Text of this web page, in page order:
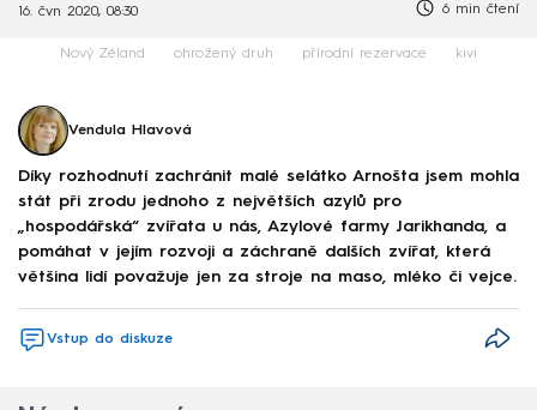
16. čvn 2020, 08:30 6 min čtení
Nový Zéland ohrožený druh přírodní rezervace kivi
Vendula Hlavová
Díky rozhodnutí zachránit malé selátko Arnošta jsem mohla
stát při zrodu jednoho z největších azylů pro
„hospodářská“ zvířata u nás, Azylové farmy Jarikhanda, a
pomáhat v jejím rozvoji a záchraně dalších zvířat, která
většina lidí považuje jen za stroje na maso, mléko či vejce.
Vstup do diskuze